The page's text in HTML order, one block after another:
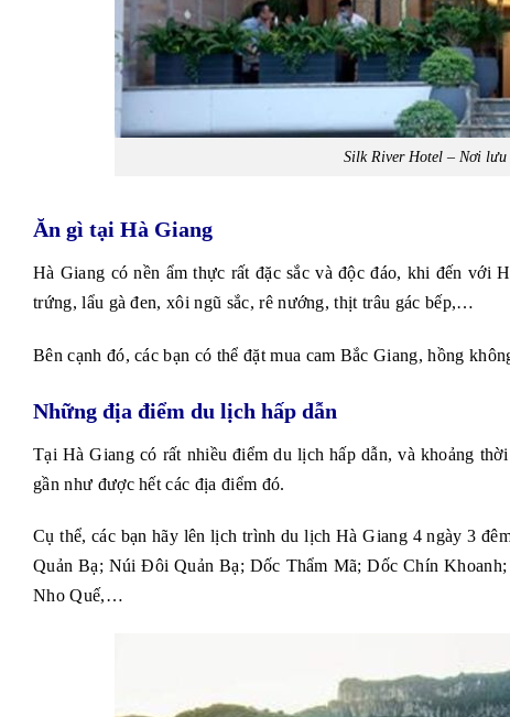
Silk River Hotel – Nơi
Ăn gì tại Hà Giang
Hà Giang có nền ẩm thực rất đặc sắc và độc đáo, khi đến với
trứng, lẩu gà đen, xôi ngũ sắc, rê nướng, thịt trâu gác bếp,…
Bên cạnh đó, các bạn có thể đặt mua cam Bắc Giang, hồng
Những địa điểm du lịch hấp dẫn
Tại Hà Giang có rất nhiều điểm du lịch hấp dẫn, và khoảng
gần như được hết các địa điểm đó.
Cụ thể, các bạn hãy lên lịch trình du lịch Hà Giang 4 ngày 3
Quản Bạ; Núi Đôi Quản Bạ; Dốc Thẩm Mã; Dốc Chín
Nho Quế,…